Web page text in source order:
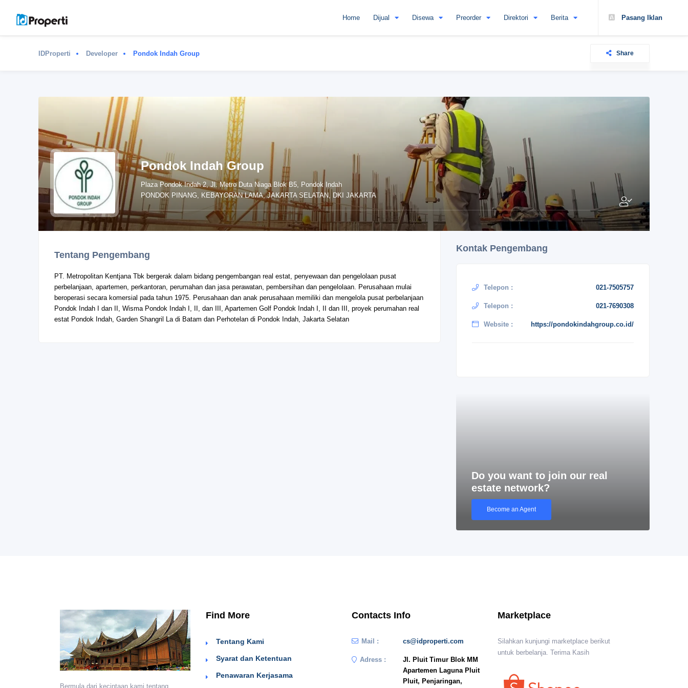
Pasang Iklan
Home Dijual Disewa Preorder Direktori Berita
IDProperti Developer Pondok Indah Group Share
Pondok Indah Group
Plaza Pondok Indah 2, Jl. Metro Duta Niaga Blok B5, Pondok Indah
PONDOK PINANG, KEBAYORAN LAMA, JAKARTA SELATAN, DKI JAKARTA
Tentang Pengembang
PT. Metropolitan Kentjana Tbk bergerak dalam bidang pengembangan real estat, penyewaan dan pengelolaan pusat
perbelanjaan, apartemen, perkantoran, perumahan dan jasa perawatan, pembersihan dan pengelolaan. Perusahaan mulai
beroperasi secara komersial pada tahun 1975. Perusahaan dan anak perusahaan memiliki dan mengelola pusat perbelanjaan
Pondok Indah I dan II, Wisma Pondok Indah I, II, dan III, Apartemen Golf Pondok Indah I, II dan III, proyek perumahan real
estat Pondok Indah, Garden Shangril La di Batam dan Perhotelan di Pondok Indah, Jakarta Selatan
Kontak Pengembang
Telepon : 021-7505757
Telepon : 021-7690308
Website : https://pondokindahgroup.co.id/
Do you want to join our real
estate network?
Become an Agent
Bermula dari kecintaan kami tentang
Find More
Tentang Kami
Syarat dan Ketentuan
Penawaran Kerjasama
Contacts Info
Mail : cs@idproperti.com
Adress :
Jl. Pluit Timur Blok MM
Apartemen Laguna Pluit
Pluit, Penjaringan,
Marketplace
Silahkan kunjungi marketplace berikut
untuk berbelanja. Terima Kasih